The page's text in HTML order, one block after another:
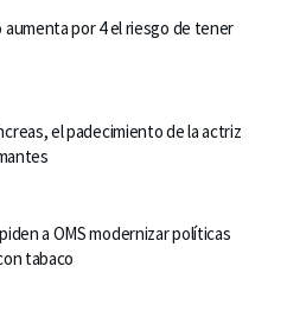
aumenta por 4 el riesgo de tener
el padecimiento de la actriz
a OMS modernizar políticas
tabaco